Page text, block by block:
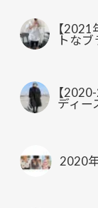
【
トなブ
【
ディー
2020